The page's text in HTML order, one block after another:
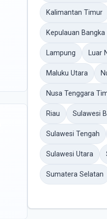
Kalimantan Timur
Kepulauan
Lampung Luar
Maluku Utara
Nusa Tenggara
Riau Sulawesi
Sulawesi Tengah
Sulawesi Utara
Sumatera Selatan